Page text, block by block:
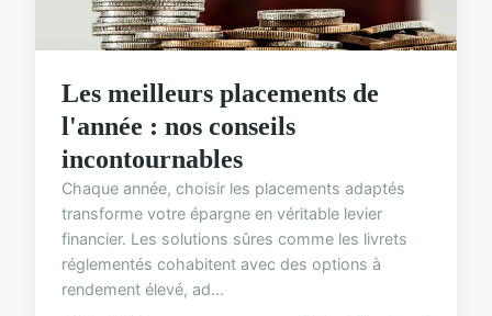
Les meilleurs placements de
l'année : nos conseils
incontournables
Chaque année, choisir les placements adaptés
transforme votre épargne en véritable levier
financier. Les solutions sûres comme les livrets
réglementés cohabitent avec des options à
rendement élevé, ad...